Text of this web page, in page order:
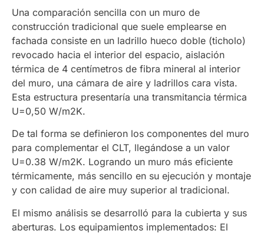
Una comparación sencilla con un muro de
construcción tradicional que suele emplearse en
fachada consiste en un ladrillo hueco doble (ticholo)
revocado hacia el interior del espacio, aislación
térmica de 4 centímetros de fibra mineral al interior
del muro, una cámara de aire y ladrillos cara vista.
Esta estructura presentaría una transmitancia térmica
U=0,50 W/m2K.
De tal forma se definieron los componentes del muro
para complementar el CLT, llegándose a un valor
U=0.38 W/m2K. Logrando un muro más eficiente
térmicamente, más sencillo en su ejecución y montaje
y con calidad de aire muy superior al tradicional.
El mismo análisis se desarrolló para la cubierta y sus
aberturas. Los equipamientos implementados: El